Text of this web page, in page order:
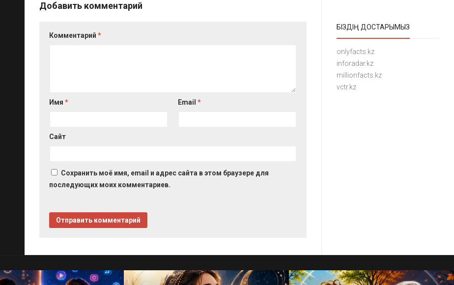
Добавить комментарий
Комментарий*
Имя* Email*
Сайт
Сохранить моё имя, email и адрес сайта в этом браузере для
последующих моих комментариев.
БІЗДІҢ ДОСТАРЫМЫЗ
onlyfacts.kz
inforadar.kz
millionfacts.kz
vctr.kz